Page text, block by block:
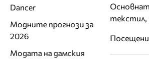
текстил,
Dancer
Модните прогнози за
2026
Модата на дамския